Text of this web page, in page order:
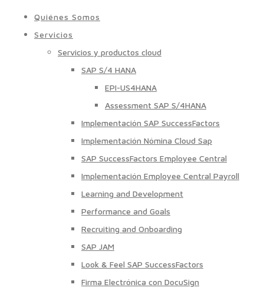
Quiénes Somos
Servicios
Servicios y productos cloud
SAP S/4 HANA
EPI-US4HANA
Assessment SAP S/4HANA
Implementación SAP SuccessFactors
Implementación Nómina Cloud Sap
SAP SuccessFactors Employee Central
Implementación Employee Central Payroll
Learning and Development
Performance and Goals
Recruiting and Onboarding
SAP JAM
Look & Feel SAP SuccessFactors
Firma Electrónica con DocuSign